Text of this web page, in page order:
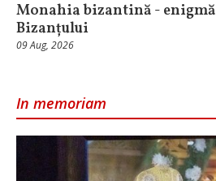
Monahia bizantină -
Bizanțului
09 Aug, 2026
In memoriam